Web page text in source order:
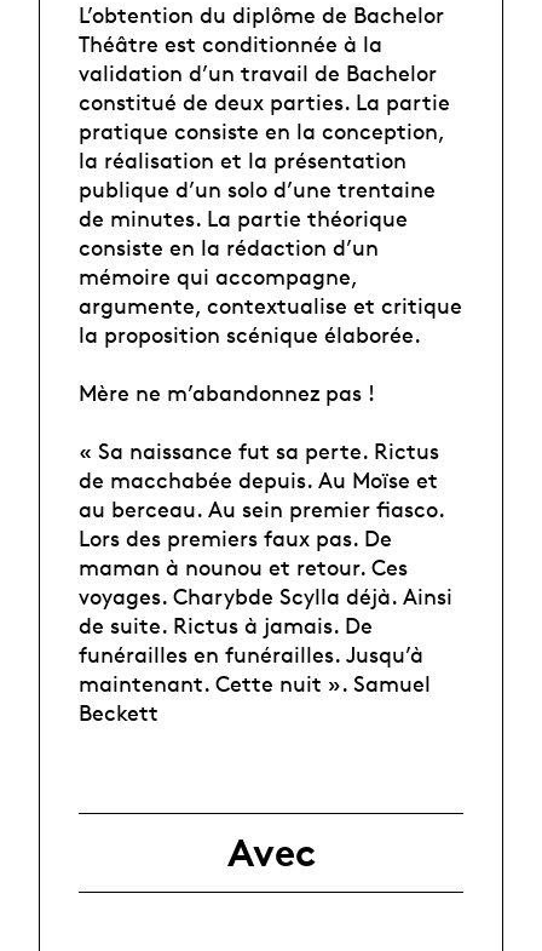
L’obtention du diplôme de Bachelor
Théâtre est conditionnée à la
validation d’un travail de Bachelor
constitué de deux parties. La partie
pratique consiste en la conception,
la réalisation et la présentation
publique d’un solo d’une trentaine
de minutes. La partie théorique
consiste en la rédaction d’un
mémoire qui accompagne,
argumente, contextualise et critique
la proposition scénique élaborée.
Mère ne m’abandonnez pas !
« Sa naissance fut sa perte. Rictus
de macchabée depuis. Au Moïse et
au berceau. Au sein premier fiasco.
Lors des premiers faux pas. De
maman à nounou et retour. Ces
voyages. Charybde Scylla déjà. Ainsi
de suite. Rictus à jamais. De
funérailles en funérailles. Jusqu’à
maintenant. Cette nuit ». Samuel
Beckett
Avec